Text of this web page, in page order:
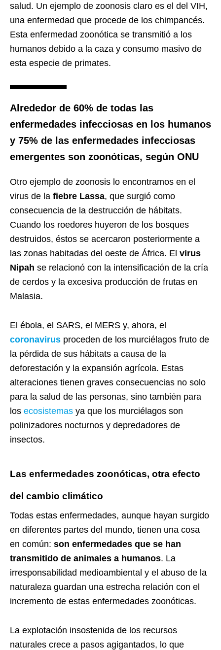
salud. Un ejemplo de zoonosis claro es el del VIH,
una enfermedad que procede de los chimpancés.
Esta enfermedad zoonótica se transmitió a los
humanos debido a la caza y consumo masivo de
esta especie de primates.
Alrededor de 60% de todas las
enfermedades infecciosas en los humanos
y 75% de las enfermedades infecciosas
emergentes son zoonóticas, según ONU
Otro ejemplo de zoonosis lo encontramos en el
virus de la fiebre Lassa, que surgió como
consecuencia de la destrucción de hábitats.
Cuando los roedores huyeron de los bosques
destruidos, éstos se acercaron posteriormente a
las zonas habitadas del oeste de África. El virus
Nipah se relacionó con la intensificación de la cría
de cerdos y la excesiva producción de frutas en
Malasia.
El ébola, el SARS, el MERS y, ahora, el
coronavirus proceden de los murciélagos fruto de
la pérdida de sus hábitats a causa de la
deforestación y la expansión agrícola. Estas
alteraciones tienen graves consecuencias no solo
para la salud de las personas, sino también para
los ecosistemas ya que los murciélagos son
polinizadores nocturnos y depredadores de
insectos.
Las enfermedades zoonóticas, otra efecto
del cambio climático
Todas estas enfermedades, aunque hayan surgido
en diferentes partes del mundo, tienen una cosa
en común: son enfermedades que se han
transmitido de animales a humanos. La
irresponsabilidad medioambiental y el abuso de la
naturaleza guardan una estrecha relación con el
incremento de estas enfermedades zoonóticas.
La explotación insostenida de los recursos
naturales crece a pasos agigantados, lo que